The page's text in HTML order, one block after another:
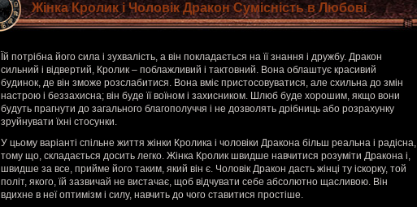
Жінка Кролик і Чоловік Дракон Сумісність в Любові
Їй потрібна його сила і зухвалість, а він покладається на її знання і дружбу. Дракон
сильний і відвертий, Кролик – поблажливий і тактовний. Вона облаштує красивий
будинок, де він зможе розслабитися. Вона вміє пристосовуватися, але схильна до змін
настрою і беззахисна; він буде її воїном і захисником. Шлюб буде хорошим, якщо вони
будуть прагнути до загального благополуччя і не дозволять дрібниць або розрахунку
зруйнувати їхні стосунки.
У цьому варіанті спільне життя жінки Кролика і чоловіки Дракона більш реальна і радісна,
тому що, складається досить легко. Жінка Кролик швидше навчитися розуміти Дракона і,
швидше за все, прийме його таким, який він є. Чоловік Дракон дасть жінці ту іскорку, той
політ, якого, їй зазвичай не вистачає, щоб відчувати себе абсолютно щасливою. Він
вдихне в неї оптимізм і силу, навчить до чого ставитися простіше.